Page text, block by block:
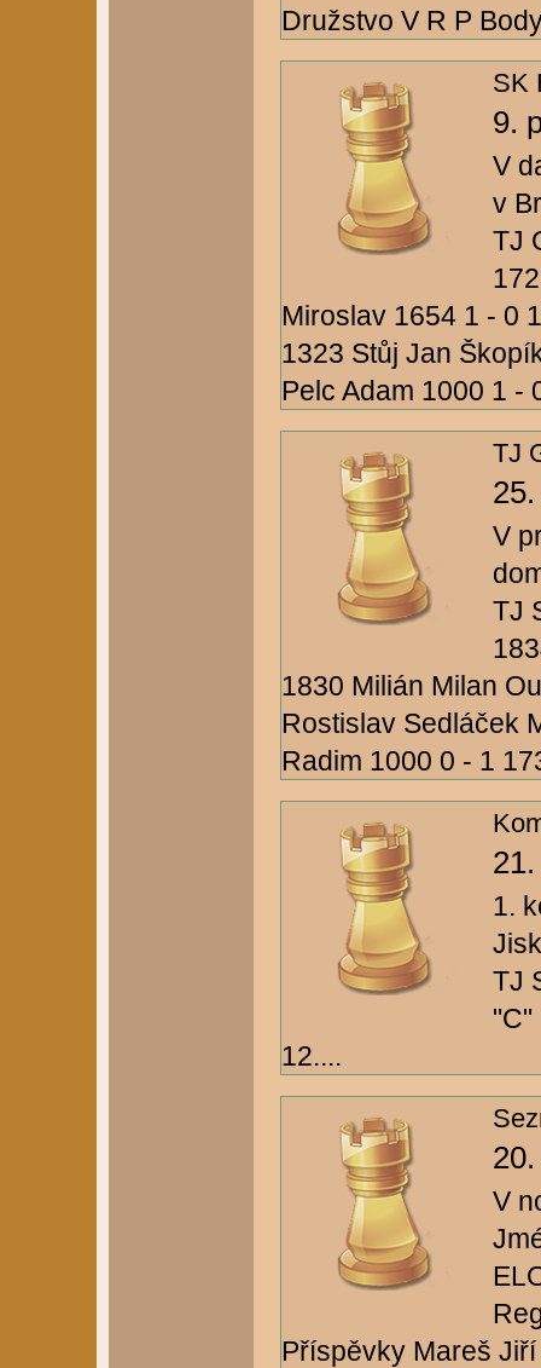
Družstvo V R P
SK
9.
V
v
TJ
Miroslav 1654 1 - 0
1323 Stůj Jan
Pelc Adam 1000 1 -
TJ
V
TJ
1830 Milián Milan
Rostislav Sedláček
Radim 1000 0 - 1
1.
TJ
"C"
12....
V
Příspěvky Mareš